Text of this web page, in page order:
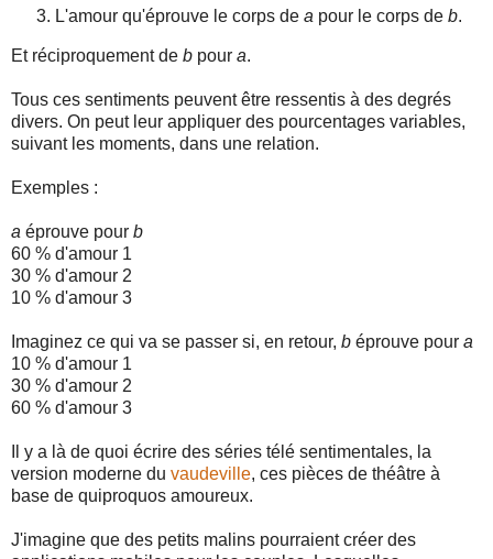
L'amour qu'éprouve le corps de a pour le corps de b.
Et réciproquement de b pour a.
Tous ces sentiments peuvent être ressentis à des degrés
divers. On peut leur appliquer des pourcentages variables,
suivant les moments, dans une relation.
Exemples :
a éprouve pour b
60 % d'amour 1
30 % d'amour 2
10 % d'amour 3
Imaginez ce qui va se passer si, en retour, b éprouve pour a
10 % d'amour 1
30 % d'amour 2
60 % d'amour 3
Il y a là de quoi écrire des séries télé sentimentales, la
version moderne du vaudeville, ces pièces de théâtre à
base de quiproquos amoureux.
J'imagine que des petits malins pourraient créer des